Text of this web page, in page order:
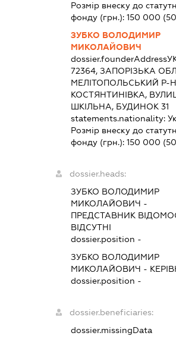
Розмір внеску до
фонду (грн.):150 000
ЗУБКО ВОЛОДИМИР
МИКОЛАЙОВИЧ
dossier.founderAddress
72364, ЗАПОРІЗЬКА
МЕЛІТОПОЛЬСЬКИЙ Р-
КОСТЯНТИНІВКА,
ШКІЛЬНА, БУДИНОК 31
statements.nationality:
Розмір внеску до
фонду (грн.):150 000
dossier.heads:
ЗУБКО ВОЛОДИМИР
МИКОЛАЙОВИЧ -
ПРЕДСТАВНИК
ВІДСУТНІ
dossier.position -
ЗУБКО ВОЛОДИМИР
МИКОЛАЙОВИЧ -
dossier.position -
dossier.beneficiaries:
dossier.missingData